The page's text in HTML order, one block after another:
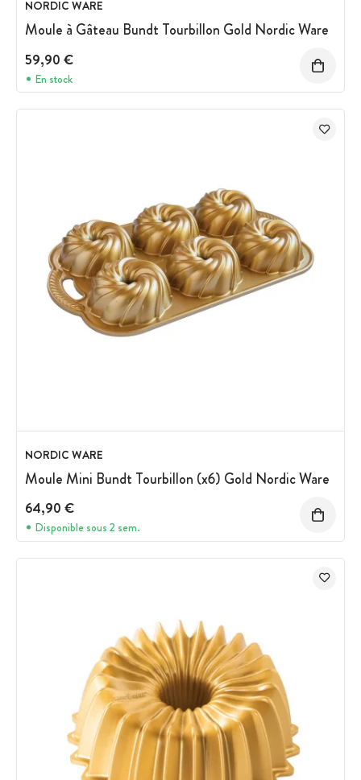
NORDIC WARE
Moule à Gâteau Bundt Tourbillon Gold Nordic Ware
59,90 €
En stock
NORDIC WARE
Moule Mini Bundt Tourbillon (x6) Gold Nordic Ware
64,90 €
Disponible sous 2 sem.